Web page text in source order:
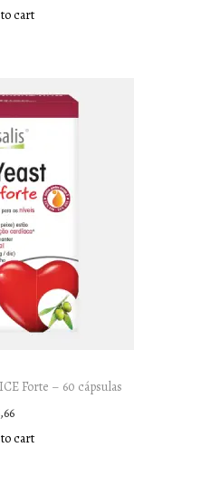
cart
Forte – 60 cápsulas
cart